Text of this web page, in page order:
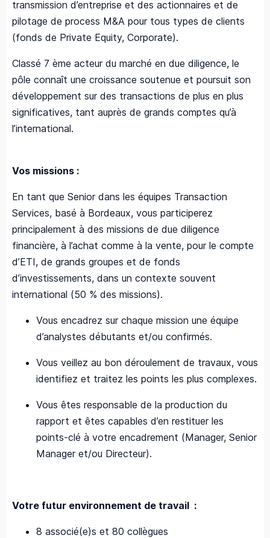
transmission d’entreprise et des actionnaires et de
pilotage de process M&A pour tous types de clients
(fonds de Private Equity, Corporate).
Classé 7 ème acteur du marché en due diligence, le
pôle connaît une croissance soutenue et poursuit son
développement sur des transactions de plus en plus
significatives, tant auprès de grands comptes qu’à
l’international.
Vos missions :
En tant que Senior dans les équipes Transaction
Services, basé à Bordeaux, vous participerez
principalement à des missions de due diligence
financière, à l’achat comme à la vente, pour le compte
d’ETI, de grands groupes et de fonds
d’investissements, dans un contexte souvent
international (50 % des missions).
Vous encadrez sur chaque mission une équipe
d’analystes débutants et/ou confirmés.
Vous veillez au bon déroulement de travaux, vous
identifiez et traitez les points les plus complexes.
Vous êtes responsable de la production du
rapport et êtes capables d’en restituer les
points-clé à votre encadrement (Manager, Senior
Manager et/ou Directeur).
Votre futur environnement de travail :
8 associé(e)s et 80 collègues